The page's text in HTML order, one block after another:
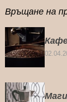
Връщане на